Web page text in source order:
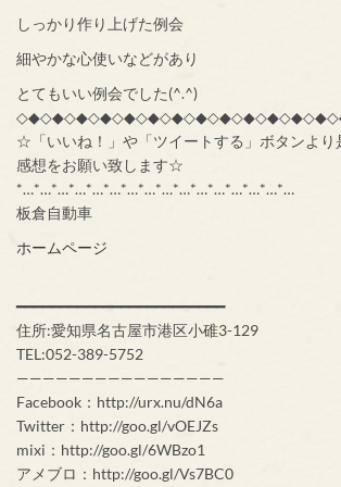
しっかり作り上げた例会
細やかな心使いなどがあり
とてもいい例会でした(^.^)
☆「いいね！」や「ツイートする」ボタンより
感想をお願い致します☆
*…*…*…*…*…*…*…*…*…*…*…*…*…*…*…*…
板倉自動車
ホームページ
━━━━━━━━━━━━━━━━━━━━━━━━
住所:愛知県名古屋市港区小碓3-129
TEL:052-389-5752
————————————————
Facebook：http://urx.nu/dN6a
Twitter：http://goo.gl/vOEJZs
mixi：http://goo.gl/6WBzo1
アメブロ：http://goo.gl/Vs7BC0